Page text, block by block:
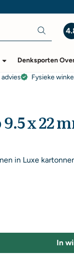
Denksporten
advies
Fysieke
x 22
in Luxe
In